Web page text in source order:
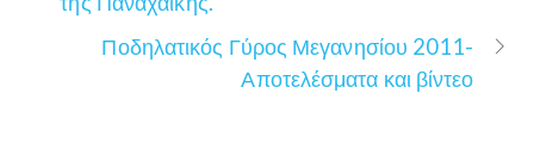
Ποδηλατικός Γύρος Μεγανησίου 2011-
Αποτελέσματα και βίντεο